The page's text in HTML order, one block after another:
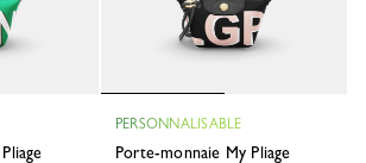
PERSONNALISABLE
Porte-monnaie My Pliage